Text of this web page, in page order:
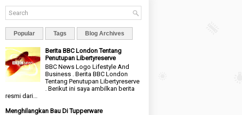
Popular Tags Blog Archives
Berita BBC London Tentang
Penutupan Libertyreserve
BBC News Logo Lifestyle And
Business . Berita BBC London
Tentang Penutupan Libertyreserve
. Berikut ini saya ambilkan berita
resmi dari...
Menghilangkan Bau Di Tupperware